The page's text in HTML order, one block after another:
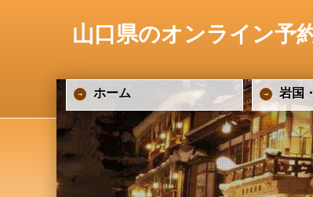
山口県のオンライン予
ホーム 岩国